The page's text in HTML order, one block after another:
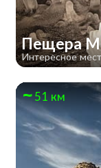
Пещера
Интересное
51 км